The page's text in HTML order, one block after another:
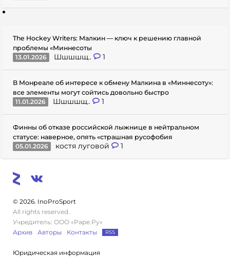
The Hockey Writers: Малкин — ключ к решению главной
проблемы «Миннесоты
13.01.2026
Шшшшщ.. 1
В Монреале об интересе к обмену Малкина в «Миннесоту»:
все элементы могут сойтись довольно быстро
11.01.2026
Шшшшщ.. 1
Финны об отказе российской лыжнице в нейтральном
статусе: наверное, опять «страшная русофобия
05.01.2026
костя луговой 1
© 2026. InoProSport
All rights reserved.
Учредитель: ООО «Раре.Ру»
Архив
Авторы Контакты RSS
Юридическая информация